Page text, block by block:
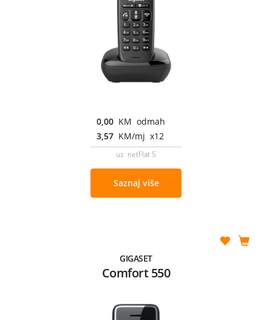
0,00 KM odmah
3,57 KM/mj x12
uz netFlat 5
Saznaj više
GIGASET
Comfort 550